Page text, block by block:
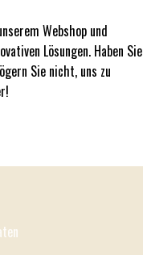
Webshop und
Lösungen. Haben Sie
Sie nicht, uns zu